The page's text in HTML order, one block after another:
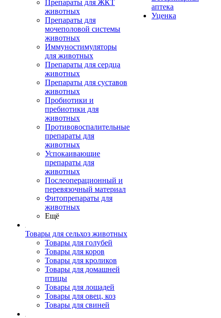
Препараты для ЖКТ
животных
Препараты для
мочеполовой системы
животных
Иммуностимуляторы
для животных
Препараты для сердца
животных
Препараты для суставов
животных
Пробиотики и
пребиотики для
животных
Противовоспалительные
препараты для
животных
Успокаивающие
препараты для
животных
Послеоперационный и
перевязочный материал
Фитопрепараты для
животных
Ещё
Товары для сельхоз животных
Товары для голубей
Товары для коров
Товары для кроликов
Товары для домашней
птицы
Товары для лошадей
Товары для овец, коз
Товары для свиней
аптека
Уценка